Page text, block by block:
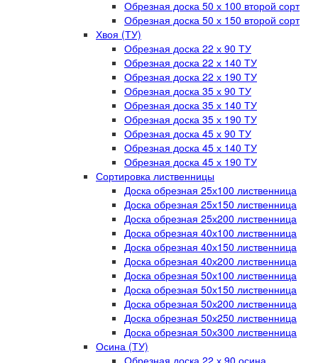
Обрезная доска 50 х 100 второй сорт
Обрезная доска 50 х 150 второй сорт
Хвоя (ТУ)
Обрезная доска 22 х 90 ТУ
Обрезная доска 22 х 140 ТУ
Обрезная доска 22 х 190 ТУ
Обрезная доска 35 х 90 ТУ
Обрезная доска 35 х 140 ТУ
Обрезная доска 35 х 190 ТУ
Обрезная доска 45 х 90 ТУ
Обрезная доска 45 х 140 ТУ
Обрезная доска 45 х 190 ТУ
Сортировка лиственницы
Доска обрезная 25х100 лиственница
Доска обрезная 25х150 лиственница
Доска обрезная 25х200 лиственница
Доска обрезная 40х100 лиственница
Доска обрезная 40х150 лиственница
Доска обрезная 40х200 лиственница
Доска обрезная 50х100 лиственница
Доска обрезная 50х150 лиственница
Доска обрезная 50х200 лиственница
Доска обрезная 50х250 лиственница
Доска обрезная 50х300 лиственница
Осина (ТУ)
Обрезная доска 22 х 90 осина